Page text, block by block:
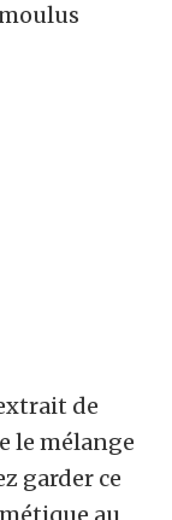
de
le mélange
garder ce